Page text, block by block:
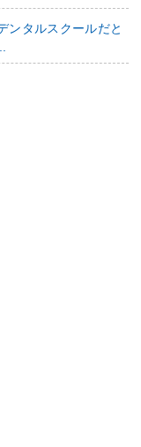
ンタルスクールだと